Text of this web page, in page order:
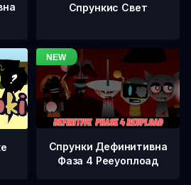
Спрункис Свет
Спрунки Дефинитивна
Фаза 4 Рееуоплоад